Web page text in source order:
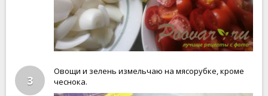
3
Овощи и зелень измельчаю на мясорубке, кроме
чеснока.